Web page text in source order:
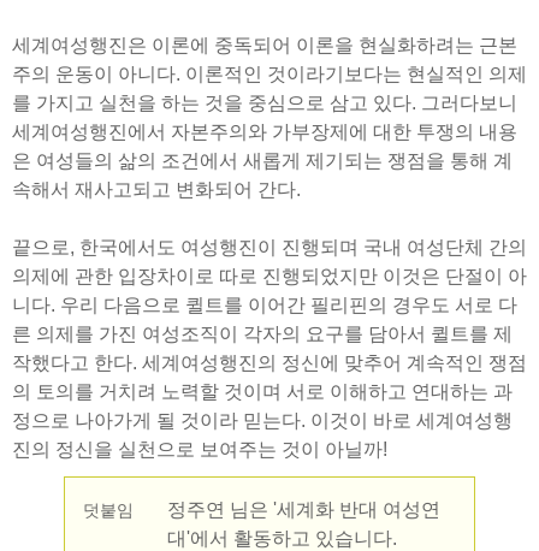
세계여성행진은 이론에 중독되어 이론을 현실화하려는 근본
주의 운동이 아니다. 이론적인 것이라기보다는 현실적인 의제
를 가지고 실천을 하는 것을 중심으로 삼고 있다. 그러다보니
세계여성행진에서 자본주의와 가부장제에 대한 투쟁의 내용
은 여성들의 삶의 조건에서 새롭게 제기되는 쟁점을 통해 계
속해서 재사고되고 변화되어 간다.
끝으로, 한국에서도 여성행진이 진행되며 국내 여성단체 간의
의제에 관한 입장차이로 따로 진행되었지만 이것은 단절이 아
니다. 우리 다음으로 퀼트를 이어간 필리핀의 경우도 서로 다
른 의제를 가진 여성조직이 각자의 요구를 담아서 퀼트를 제
작했다고 한다. 세계여성행진의 정신에 맞추어 계속적인 쟁점
의 토의를 거치려 노력할 것이며 서로 이해하고 연대하는 과
정으로 나아가게 될 것이라 믿는다. 이것이 바로 세계여성행
진의 정신을 실천으로 보여주는 것이 아닐까!
덧붙임
정주연 님은 '세계화 반대 여성연
대'에서 활동하고 있습니다.